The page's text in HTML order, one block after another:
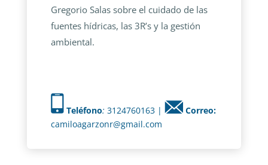
Gregorio Salas sobre el cuidado de las
fuentes hídricas, las 3R’s y la gestión
ambiental.
Teléfono: 3124760163 |
Correo:
camiloagarzonr@gmail.com